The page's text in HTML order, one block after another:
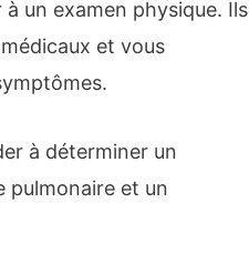
un examen physique. Ils
et vous
à déterminer un
pulmonaire et un